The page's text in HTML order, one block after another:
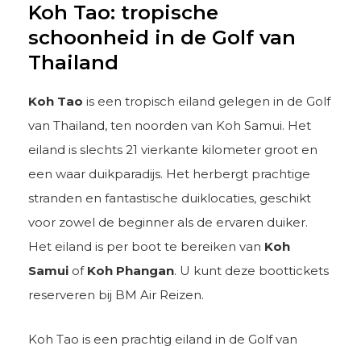
Koh Tao: tropische
schoonheid in de Golf van
Thailand
Koh Tao is een tropisch eiland gelegen in de Golf
van Thailand, ten noorden van Koh Samui. Het
eiland is slechts 21 vierkante kilometer groot en
een waar duikparadijs. Het herbergt prachtige
stranden en fantastische duiklocaties, geschikt
voor zowel de beginner als de ervaren duiker.
Het eiland is per boot te bereiken van Koh
Samui of Koh Phangan. U kunt deze boottickets
reserveren bij BM Air Reizen.
Koh Tao is een prachtig eiland in de Golf van